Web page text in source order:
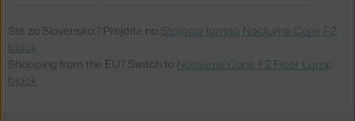
Ste zo Slovenska? Prejdite na Stojacia lampa Nocturne Cone F2,
black
Shopping from the EU? Switch to Nocturne Cone F2 Floor Lamp,
black